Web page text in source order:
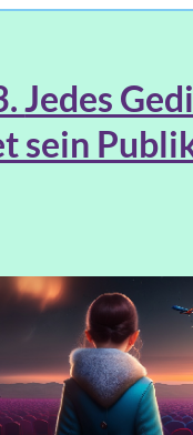
Jedes
sein